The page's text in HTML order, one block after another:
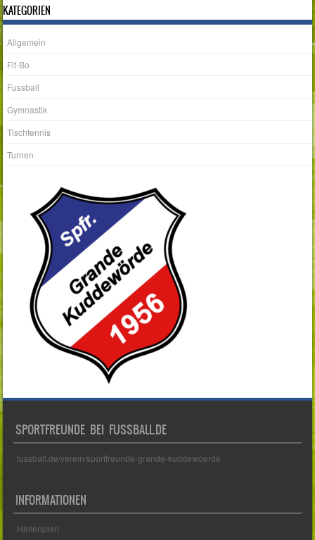
KATEGORIEN
Allgemein
Fit-Bo
Fussball
Gymnastik
Tischtennis
Turnen
SPORTFREUNDE BEI FUSSBALL.DE
fussball.de/verein/sportfreunde-grande-kuddewoerde
INFORMATIONEN
Hallenplan